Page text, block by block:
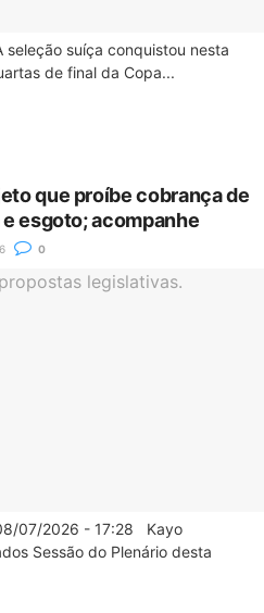
seleção suíça conquistou nesta
de final da Copa...
que proíbe cobrança de
esgoto; acompanhe
0
07/2026 - 17:28 Kayo
Sessão do Plenário desta